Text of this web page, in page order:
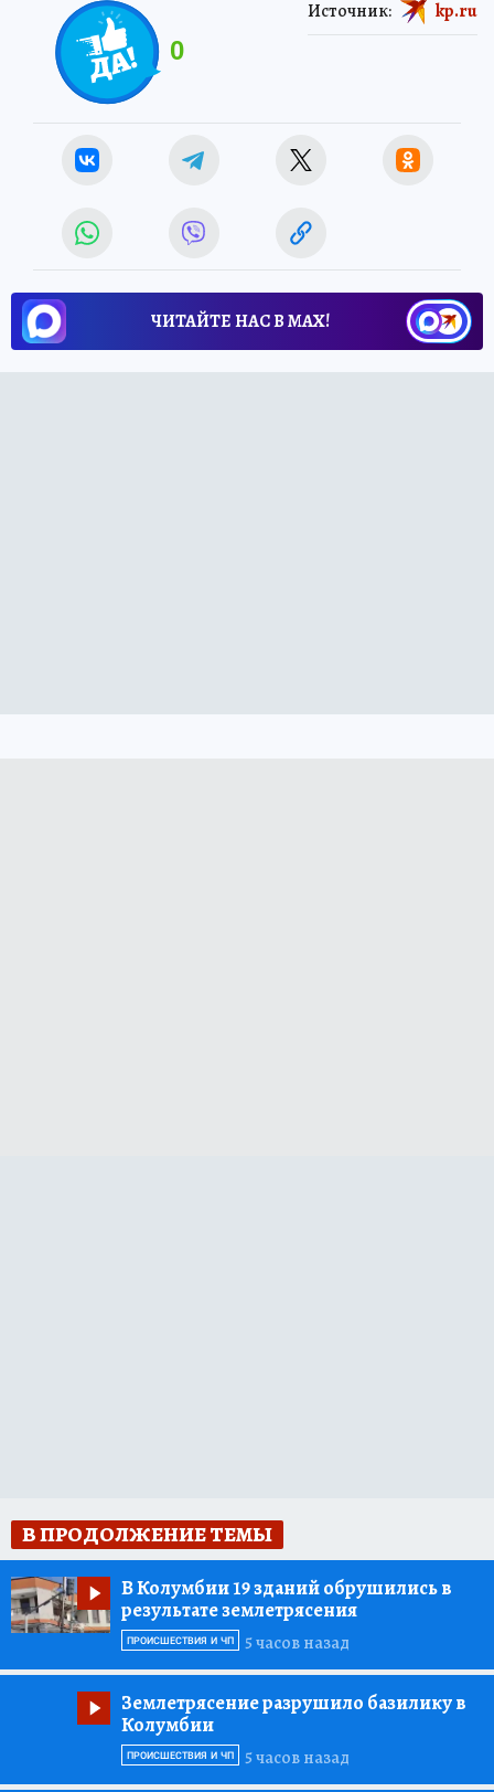
0
Источник: kp.ru
ЧИТАЙТЕ НАС В МАХ!
В ПРОДОЛЖЕНИЕ ТЕМЫ
В Колумбии 19 зданий обрушились в
результате землетрясения
5 часов назад
ПРОИСШЕСТВИЯ И ЧП
Землетрясение разрушило базилику в
Колумбии
5 часов назад
ПРОИСШЕСТВИЯ И ЧП